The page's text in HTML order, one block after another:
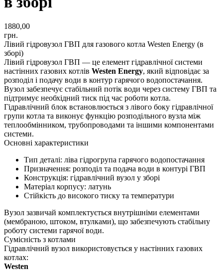
1880,00
грн.
Лівий гідровузол ГВП для газового котла Westen Energy (в
зборі)
Лівий гідровузол ГВП — це елемент гідравлічної системи
настінних газових котлів Westen Energy, який відповідає за
розподіл і подачу води в контур гарячого водопостачання.
Вузол забезпечує стабільний потік води через систему ГВП та
підтримує необхідний тиск під час роботи котла.
Гідравлічний блок встановлюється з лівого боку гідравлічної
групи котла та виконує функцію розподільного вузла між
теплообмінником, трубопроводами та іншими компонентами
системи.
Основні характеристики
Тип деталі: ліва гідрогрупа гарячого водопостачання
Призначення: розподіл та подача води в контурі ГВП
Конструкція: гідравлічний вузол у зборі
Матеріал корпусу: латунь
Стійкість до високого тиску та температури
Вузол зазвичай комплектується внутрішніми елементами
(мембраною, штоком, втулками), що забезпечують стабільну
роботу системи гарячої води.
Сумісність з котлами
Гідравлічний вузол використовується у настінних газових
котлах:
Westen